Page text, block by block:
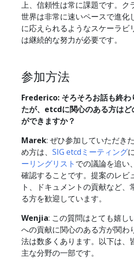
上、信頼性は常に課題です。ク
世界は非常に速いペースで進化
に応えられるようなスケーラビ
は継続的な努力が必要です。
参加方法
Frederico: そろそろお話も終わ
たが、etcdに関心のある方はど
ができますか？
Marek: ぜひ参加していただき
め方は、 SIG etcdミーティング
ーリングリスト での議論を追い、
確認することです。提案のレビ
ト、ドキュメントの貢献など、
る方を歓迎しています。
Wenjia: この質問はとても嬉し
への貢献に関心のある方が関わ
法は数多くあります。以下は、
主な分野の一部です。